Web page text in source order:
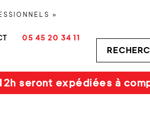
»
05 45 20 34 11
seront expédiées à